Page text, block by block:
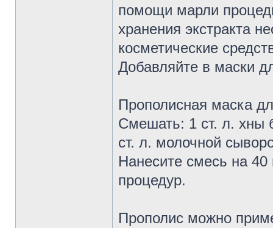
помощи марли
хранения экстракта
косметические
Добавляйте в маски
Прополисная маска
Смешать: 1 ст. л. хны
ст. л. молочной
Нанесите смесь на 40
процедур.
Прополис можно